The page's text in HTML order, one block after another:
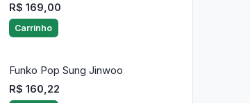
R$ 169,00
Carrinho
Funko Pop Sung Jinwoo
R$ 160,22